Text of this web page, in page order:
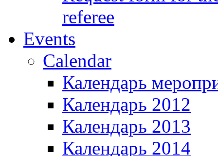
referee
Events
Calendar
Календарь
Календарь 2012
Календарь 2013
Календарь 2014